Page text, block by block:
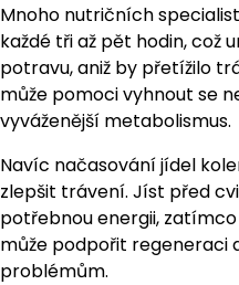
Mnoho nutričních
každé tři až pět hodin, což
potravu, aniž by přetížilo
může pomoci vyhnout se
vyváženější metabolismus.
Navíc načasování jídel
zlepšit trávení. Jíst před
potřebnou energii,
může podpořit regeneraci
problémům.